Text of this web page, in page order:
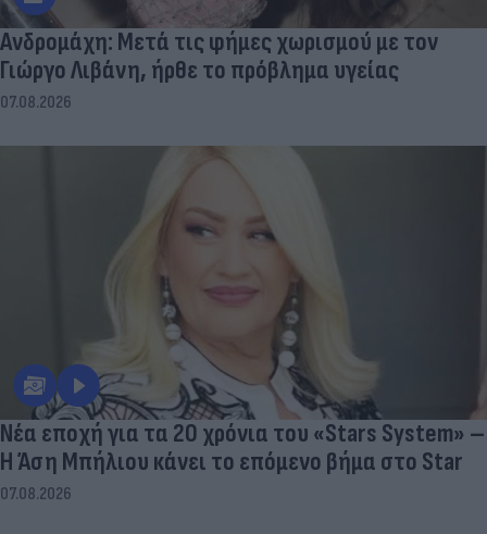
Aνδρομάχη: Mετά τις φήμες χωρισμού με τον
Γιώργο Λιβάνη, ήρθε το πρόβλημα υγείας
07.08.2026
Νέα εποχή για τα 20 χρόνια του «Stars System» –
Η Άση Μπήλιου κάνει το επόμενο βήμα στο Star
07.08.2026